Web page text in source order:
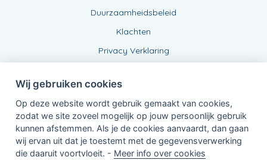
Duurzaamheidsbeleid
Klachten
Privacy Verklaring
Verbonden Agent, BE0807294277
van KBC Verzekeringen nv
Wij gebruiken cookies
Op deze website wordt gebruik gemaakt van cookies,
zodat we site zoveel mogelijk op jouw persoonlijk gebruik
kunnen afstemmen. Als je de cookies aanvaardt, dan gaan
wij ervan uit dat je toestemt met de gegevensverwerking
die daaruit voortvloeit. - Meer info over cookies